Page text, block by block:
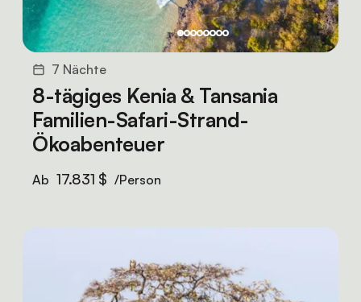
7 Nächte
8-tägiges Kenia & Tansania
Familien-Safari-Strand-
Ökoabenteuer
Ab 17.831 $ /Person